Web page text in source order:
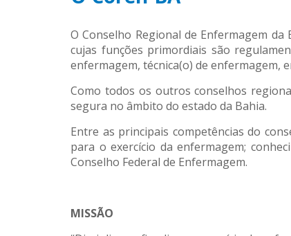
O Conselho Regional de Enfermagem
cujas funções primordiais são
enfermagem, técnica(o) de enfermagem,
Como todos os outros conselhos
segura no âmbito do estado da Bahia.
Entre as principais competências do
para o exercício da enfermagem;
Conselho Federal de Enfermagem.
MISSÃO